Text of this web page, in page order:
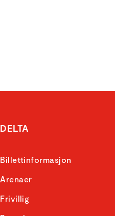
DELTA
Billettinformasjon
Arenaer
Frivillig